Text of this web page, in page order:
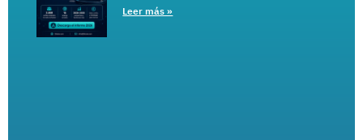
Leer más »